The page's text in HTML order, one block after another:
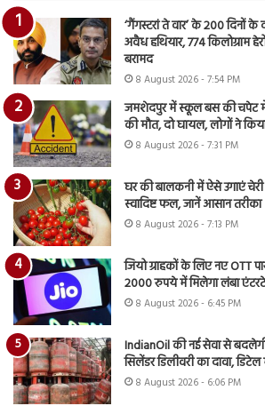
‘गैंगस्टरां ते वार’ के 200 दिनों
अवैध हथियार, 774 किलोग्राम
बरामद
8 August 2026 - 7:54 PM
जमशेदपुर में स्कूल बस की चपेट
की मौत, दो घायल, लोगों ने
8 August 2026 - 7:31 PM
घर की बालकनी में ऐसे उगाएं
स्वादिष्ट फल, जानें आसान तरीका
8 August 2026 - 7:13 PM
जियो ग्राहकों के लिए नए OTT
2000 रुपये में मिलेगा लंबा
8 August 2026 - 6:45 PM
IndianOil की नई सेवा से
सिलेंडर डिलीवरी का दावा,
8 August 2026 - 6:06 PM